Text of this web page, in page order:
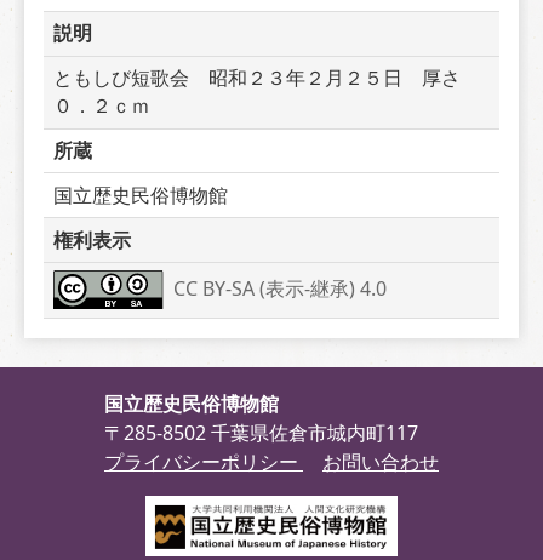
説明
ともしび短歌会　昭和２３年２月２５日　厚さ
０．２ｃｍ
所蔵
国立歴史民俗博物館
権利表示
CC BY-SA (表示-継承) 4.0
国立歴史民俗博物館
〒285-8502 千葉県佐倉市城内町117
プライバシーポリシー
お問い合わせ